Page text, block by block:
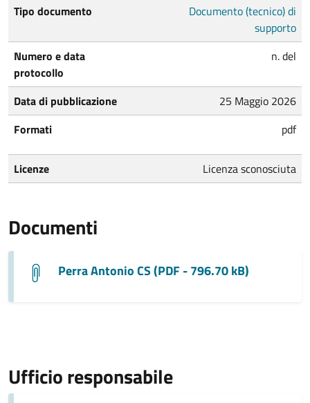
Tipo documento
Documento (tecnico) di
supporto
Numero e data
protocollo
n. del
Data di pubblicazione
25 Maggio 2026
Formati
pdf
Licenze Licenza sconosciuta
Documenti
Perra Antonio CS (PDF - 796.70 kB)
Ufficio responsabile